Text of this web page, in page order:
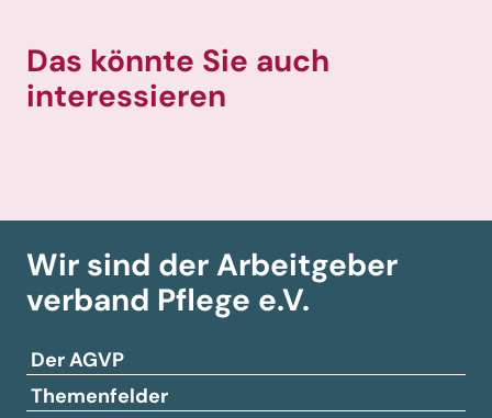
Das könnte Sie auch
interessieren
Wir sind der Arbeitgeber­
verband Pflege e.V.
Der AGVP
Themenfelder